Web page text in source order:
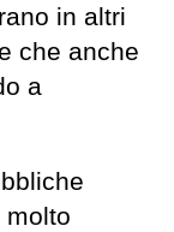
in altri
che anche
a
molto